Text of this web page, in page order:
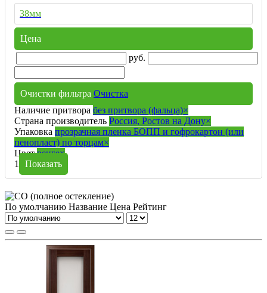
38мм
Цена
руб.
Очистки фильтра Очистка
Наличие притвора без притвора (фальца)×
Страна производитель Россия, Ростов на Дону×
Упаковка прозрачная пленка БОПП и гофрокартон (или
пенопласт) по торцам×
Цвет венге×
1
Показать
По умолчанию Название Цена Рейтинг